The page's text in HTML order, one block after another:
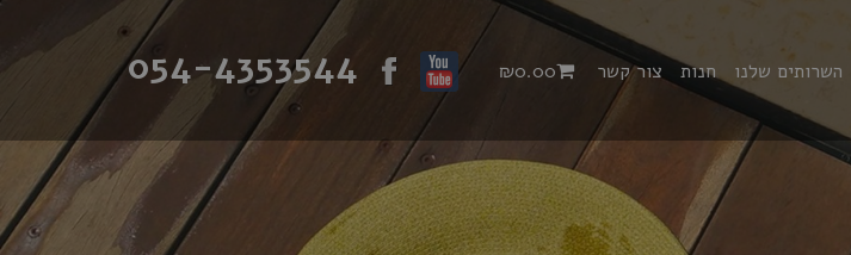
השרותים שלנו חנות צור קשר ₪0.00
054-4353544